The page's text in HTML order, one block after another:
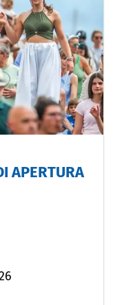
APERTURA